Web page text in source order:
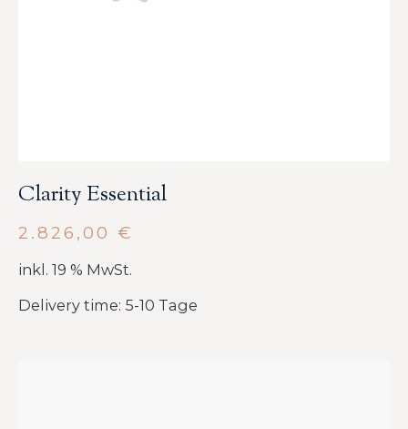
Clarity Essential
2.826,00 €
inkl. 19 % MwSt.
Delivery time: 5-10 Tage